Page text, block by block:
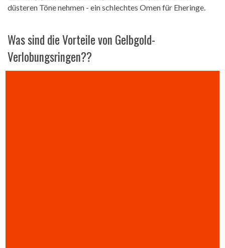
düsteren Töne nehmen - ein schlechtes Omen für Eheringe.
Was sind die Vorteile von Gelbgold-
Verlobungsringen??